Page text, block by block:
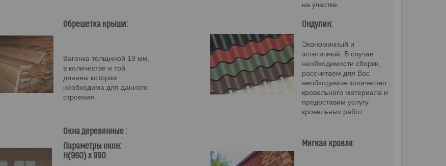
на участке.
Обрешетка крыши: Ондулин:
Вагонка толщиной 18 мм,
в количестве и той
длинны которая
необходима для данного
строения.
Экономичный и
эстетичный. В случае
необходимости сборки,
рассчитаем для Вас
необходимое количество
кровельного материала и
предоставим услугу
кровельных работ.
Окна деревянные :
Параметры окон:
Н(960) х 990
Мягкая кровля: